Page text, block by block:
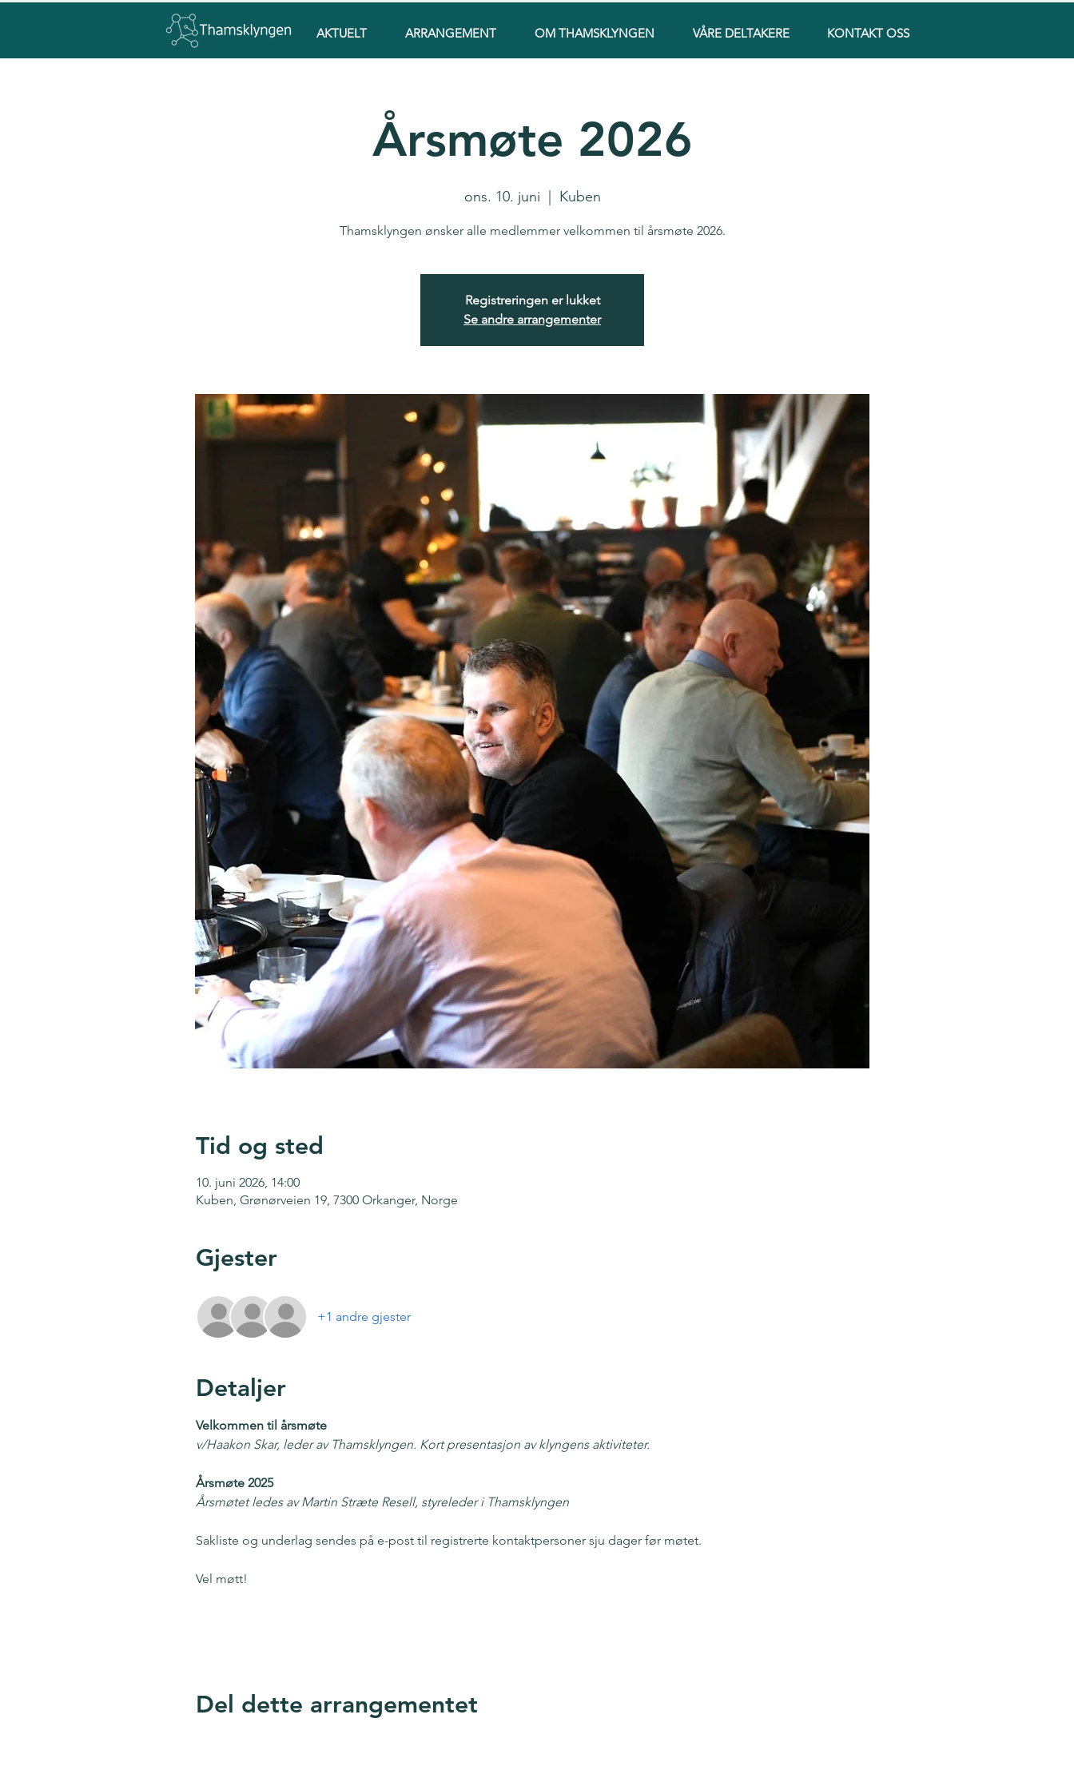
AKTUELT ARRANGEMENT OM THAMSKLYNGEN VÅRE DELTAKERE KONTAKT OSS
Årsmøte 2026
ons. 10. juni Kuben
Thamsklyngen ønsker alle medlemmer velkommen til årsmøte 2026.
Registreringen er lukket
Se andre arrangementer
Tid og sted
10. juni 2026, 14:00
Kuben, Grønørveien 19, 7300 Orkanger, Norge
Gjester
+1 andre gjester
Detaljer
Velkommen til årsmøte
v/Haakon Skar, leder av Thamsklyngen. Kort presentasjon av klyngens aktiviteter.
Årsmøte 2025
Årsmøtet ledes av Martin Stræte Resell, styreleder i Thamsklyngen
Sakliste og underlag sendes på e-post til registrerte kontaktpersoner sju dager før møtet.
Vel møtt!
Del dette arrangementet